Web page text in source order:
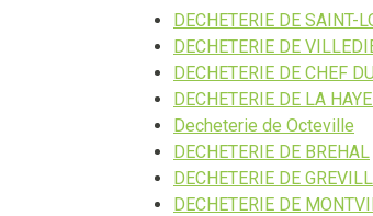
DECHETERIE DE SAINT-
DECHETERIE DE
DECHETERIE DE CHEF
DECHETERIE DE LA
Decheterie de Octeville
DECHETERIE DE BREHAL
DECHETERIE DE
DECHETERIE DE